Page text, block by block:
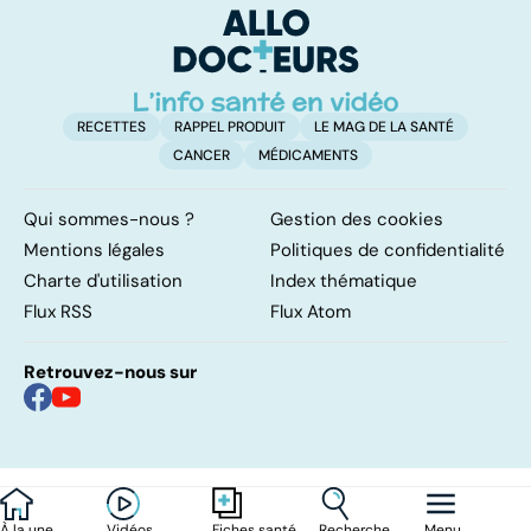
intestins
RECETTES RAPPEL PRODUIT
LE MAG DE LA SANTÉ
CANCER
MÉDICAMENTS
Qui sommes-nous ?
Gestion des cookies
Mentions légales
Politiques de confidentialité
Charte d'utilisation
Index thématique
Flux RSS
Flux Atom
Retrouvez-nous sur